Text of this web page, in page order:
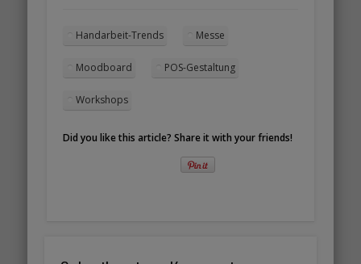
Handarbeit-Trends Messe
Moodboard POS-Gestaltung
Workshops
Did you like this article? Share it with your friends!